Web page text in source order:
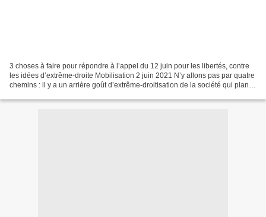
3 choses à faire pour répondre à l’appel du 12 juin pour les libertés, contre
les idées d’extrême-droite Mobilisation 2 juin 2021 N’y allons pas par quatre
chemins : il y a un arrière goût d’extrême-droitisation de la société qui plane